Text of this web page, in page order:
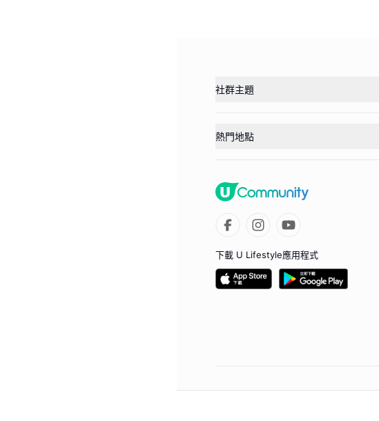
社群主題
熱門地點
下載 U Lifestyle應用程式